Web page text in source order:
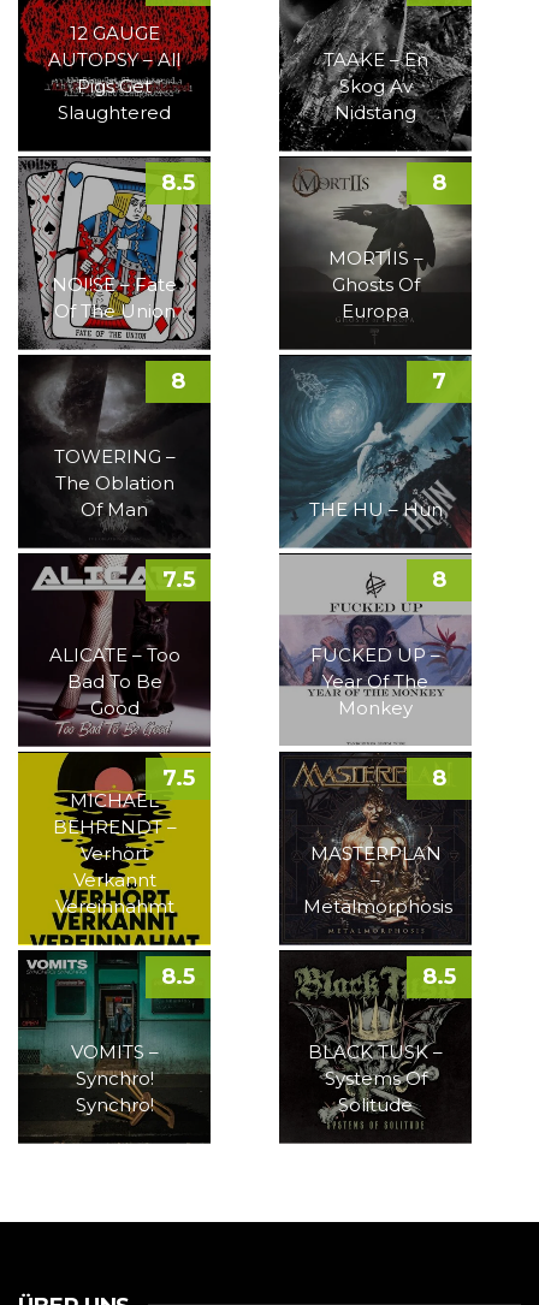
12 GAUGE
AUTOPSY – All
Pigs Get
Slaughtered
TAAKE – En
Skog Av
Nidstang
NOI!SE – Fate
Of The Union
8.5
MORTIIS –
Ghosts Of
Europa
8
TOWERING –
The Oblation
Of Man
8
THE HU – Hun
7
ALICATE – Too
Bad To Be
Good
7.5
FUCKED UP –
Year Of The
Monkey
8
MICHAEL
BEHRENDT –
Verhört
Verkannt
Vereinnahmt
7.5
MASTERPLAN
–
Metalmorphosis
8
VOMITS –
Synchro!
Synchro!
8.5
BLACK TUSK –
Systems Of
Solitude
8.5